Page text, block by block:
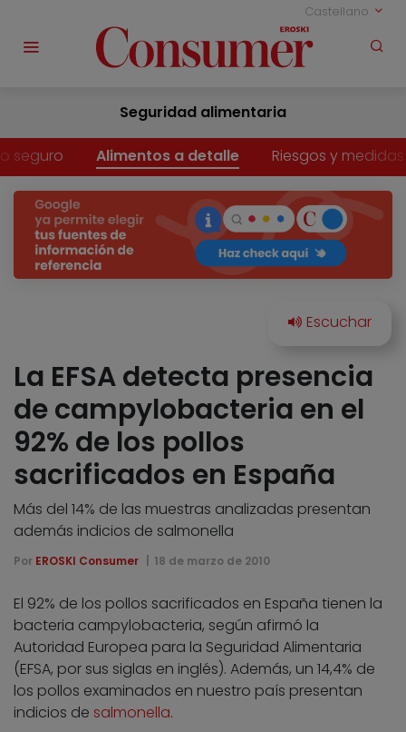
Castellano
Seguridad alimentaria
seguro Alimentos a detalle Riesgos y medidas
La EFSA detecta presencia
de campylobacteria en el
92% de los pollos
sacrificados en España
Más del 14% de las muestras analizadas presentan
además indicios de salmonella
Por EROSKI Consumer 18 de marzo de 2010
El 92% de los pollos sacrificados en España tienen la
bacteria campylobacteria, según afirmó la
Autoridad Europea para la Seguridad Alimentaria
(EFSA, por sus siglas en inglés). Además, un 14,4% de
los pollos examinados en nuestro país presentan
indicios de salmonella.